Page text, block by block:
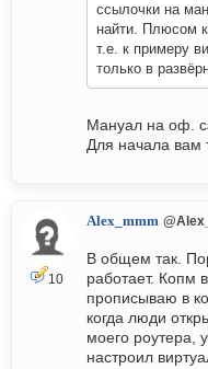
ссылочки на
найти. Плюсом
т.е. к примеру
только в
Мануал на оф.
Для начала вам
10
Alex_mmm
В общем так.
работает. Копм
прописываю в
когда люди
моего роутера,
настроил